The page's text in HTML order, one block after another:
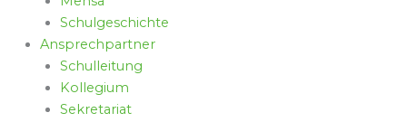
Schulgeschichte
Ansprechpartner
Schulleitung
Kollegium
Sekretariat